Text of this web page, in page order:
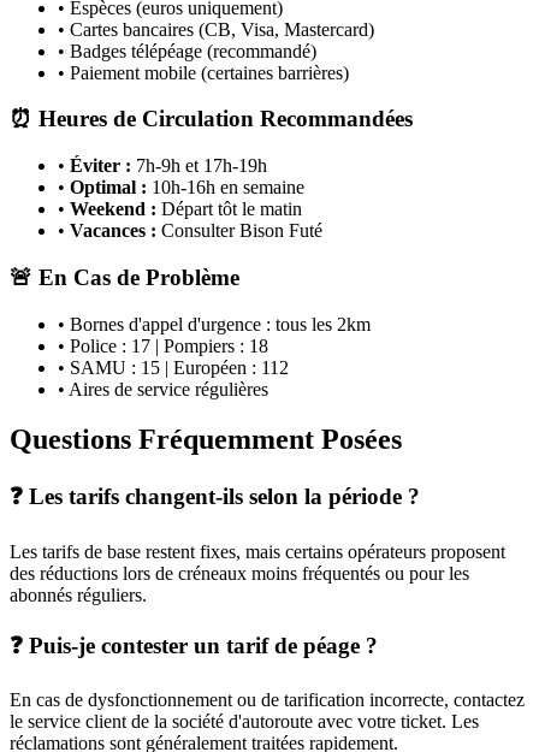
• Espèces (euros uniquement)
• Cartes bancaires (CB, Visa, Mastercard)
• Badges télépéage (recommandé)
• Paiement mobile (certaines barrières)
⏰ Heures de Circulation Recommandées
• Éviter : 7h-9h et 17h-19h
• Optimal : 10h-16h en semaine
• Weekend : Départ tôt le matin
• Vacances : Consulter Bison Futé
🚨 En Cas de Problème
• Bornes d'appel d'urgence : tous les 2km
• Police : 17 | Pompiers : 18
• SAMU : 15 | Européen : 112
• Aires de service régulières
Questions Fréquemment Posées
❓ Les tarifs changent-ils selon la période ?
Les tarifs de base restent fixes, mais certains opérateurs proposent
des réductions lors de créneaux moins fréquentés ou pour les
abonnés réguliers.
❓ Puis-je contester un tarif de péage ?
En cas de dysfonctionnement ou de tarification incorrecte, contactez
le service client de la société d'autoroute avec votre ticket. Les
réclamations sont généralement traitées rapidement.